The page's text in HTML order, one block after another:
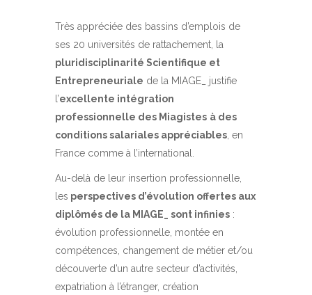
Très appréciée des bassins d’emplois de
ses 20 universités de rattachement , la
pluridisciplinarité Scientifique et
Entrepreneuriale de la MIAGE_ justifie
l’excellente intégration
professionnelle des Miagistes à des
conditions salariales appréciables , en
France comme à l’international.
Au-delà de leur insertion professionnelle,
les perspectives d’évolution offertes aux
diplômés de la MIAGE_ sont infinies :
évolution professionnelle, montée en
compétences, changement de métier et/ou
découverte d’un autre secteur d’activités,
expatriation à l’étranger, création